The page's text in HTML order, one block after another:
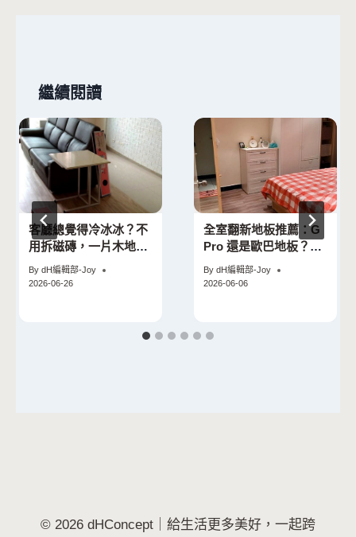
繼續閱讀
客廳總覺得冷冰冰？不
用拆磁磚，一片木地板
就能讓空間質感大升級
By dH編輯部-Joy
2026-06-26
全室翻新地板推薦：G
Pro 還是歐巴地板？情
境案例
By dH編輯部-Joy
2026-06-06
© 2026 dHConcept｜給生活更多美好，一起跨